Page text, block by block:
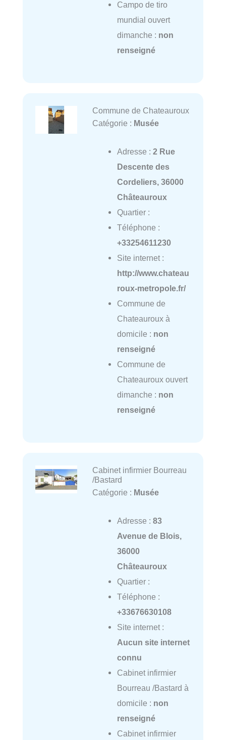
Campo de tiro
mundial ouvert
dimanche : non
renseigné
Commune de Chateauroux
Catégorie : Musée
Adresse : 2 Rue
Descente des
Cordeliers, 36000
Châteauroux
Quartier :
Téléphone :
+33254611230
Site internet :
http://www.chateau
roux-metropole.fr/
Commune de
Chateauroux à
domicile : non
renseigné
Commune de
Chateauroux ouvert
dimanche : non
renseigné
Cabinet infirmier Bourreau
/Bastard
Catégorie : Musée
Adresse : 83
Avenue de Blois,
36000
Châteauroux
Quartier :
Téléphone :
+33676630108
Site internet :
Aucun site internet
connu
Cabinet infirmier
Bourreau /Bastard à
domicile : non
renseigné
Cabinet infirmier